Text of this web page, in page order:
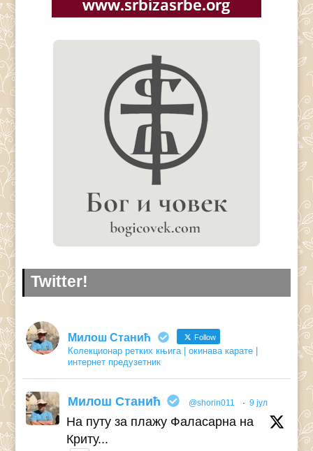
Twitter!
Милош Станић Follow
Колекционар ретких књига | окинава карате |
интернет предузетник
Милош Станић @shorin011 · 9 јул
На путу за плажу Фаласарна на
Криту...